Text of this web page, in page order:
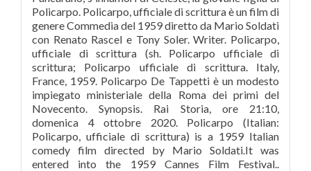
Policarpo. Policarpo, ufficiale di scrittura è un film di
genere Commedia del 1959 diretto da Mario Soldati
con Renato Rascel e Tony Soler. Writer. Policarpo,
ufficiale di scrittura (sh. Policarpo ufficiale di
scrittura; Policarpo ufficiale di scrittura. Italy,
France, 1959. Policarpo De Tappetti è un modesto
impiegato ministeriale della Roma dei primi del
Novecento. Synopsis. Rai Storia, ore 21:10,
domenica 4 ottobre 2020. Policarpo (Italian:
Policarpo, ufficiale di scrittura) is a 1959 Italian
comedy film directed by Mario Soldati.It was
entered into the 1959 Cannes Film Festival..